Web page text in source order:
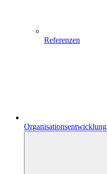
Referenzen
Organisationsentwicklung